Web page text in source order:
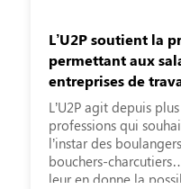
L’U2P soutient la
permettant aux
entreprises de
L’U2P agit depuis
professions qui
l’instar des
bouchers-
leur en donne la